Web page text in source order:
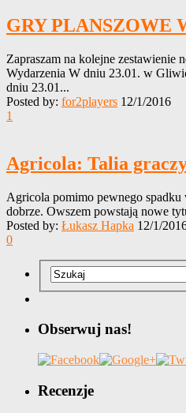
GRY PLANSZOWE
Zapraszam na kolejne zestawienie
Wydarzenia W dniu 23.01. w
dniu 23.01...
Posted by: for2players 12/1/2016
1
Agricola: Talia
Agricola pomimo pewnego
dobrze. Owszem powstają nowe
Posted by: Łukasz Hapka 12/1/
0
Obserwuj nas!
Recenzje